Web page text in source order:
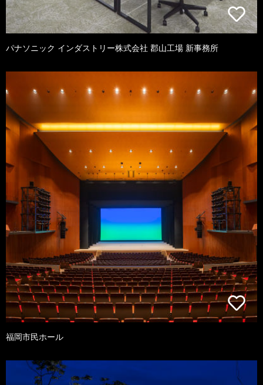
パナソニック インダストリー株式会社 郡山工場 新事務所
福岡市民ホール